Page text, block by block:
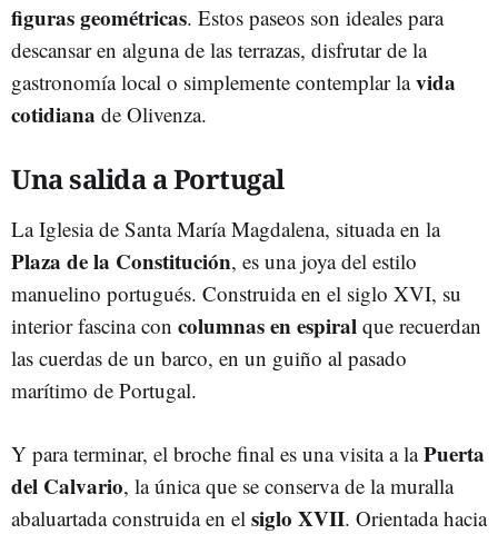
figuras geométricas. Estos paseos son ideales para
descansar en alguna de las terrazas, disfrutar de la
gastronomía local o simplemente contemplar lavida
cotidiana de Olivenza.
Una salida a Portugal
La Iglesia de Santa María Magdalena, situada en la
Plaza de la Constitución, es una joya del estilo
manuelino portugués. Construida en el siglo XVI, su
interior fascina con columnas en espiral que recuerdan
las cuerdas de un barco, en un guiño al pasado
marítimo de Portugal.
Y para terminar, el broche final es una visita a laPuerta
del Calvario, la única que se conserva de la muralla
abaluartada construida en el siglo XVII. Orientada hacia